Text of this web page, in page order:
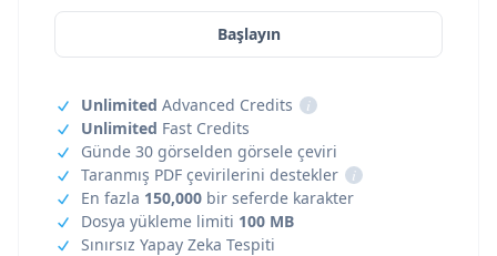
Başlayın
Unlimited Advanced Credits
i
Unlimited Fast Credits
Günde 30 görselden görsele çeviri
Taranmış PDF çevirilerini destekler
i
En fazla 150,000 bir seferde karakter
Dosya yükleme limiti 100 MB
Sınırsız Yapay Zeka Tespiti